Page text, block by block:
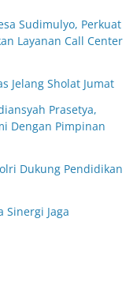
Sudimulyo, Perkuat
Layanan Call Center
Jelang Sholat Jumat
Prasetya,
Dengan Pimpinan
Dukung Pendidikan
Sinergi Jaga